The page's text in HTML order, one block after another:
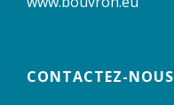
CONTACTEZ-NOUS